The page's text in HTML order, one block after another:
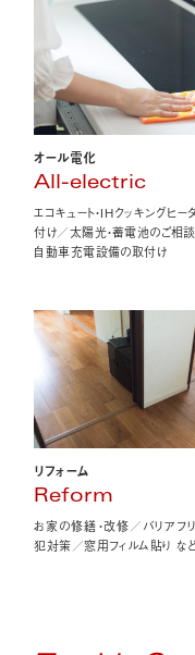
オール電化
All-electric
エコキュート・IHクッキングヒー
付け／太陽光・蓄電池のご相
自動車充電設備の取付け
リフォーム
Reform
お家の修繕・改修／バリアフ
犯対策／窓用フィルム貼り など